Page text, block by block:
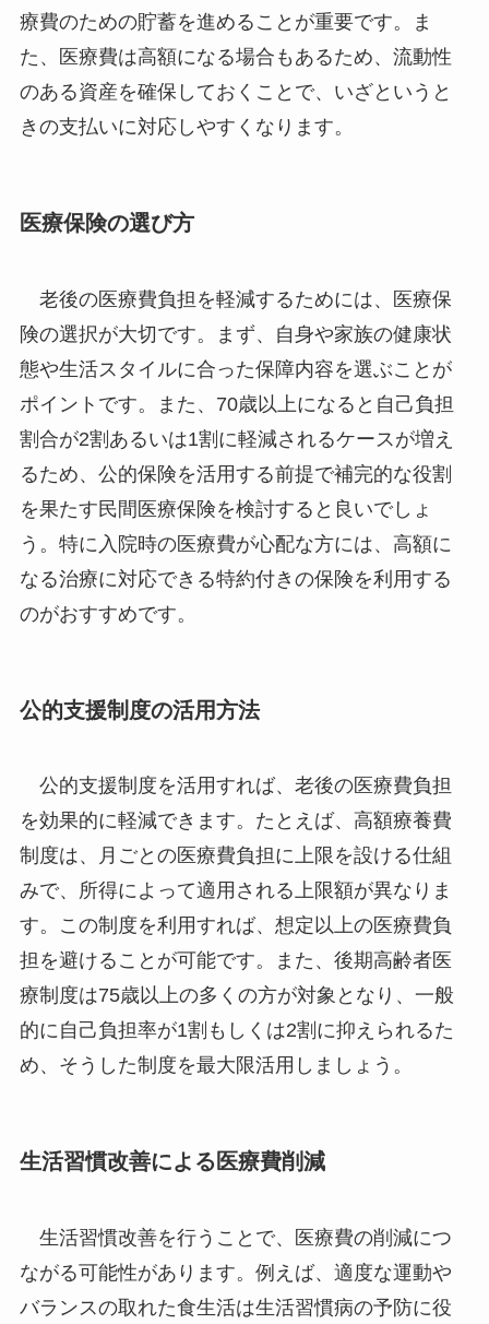
療費のための貯蓄を進めることが重要です。ま
た、医療費は高額になる場合もあるため、流動性
のある資産を確保しておくことで、いざというと
きの支払いに対応しやすくなります。
医療保険の選び方
老後の医療費負担を軽減するためには、医療保
険の選択が大切です。まず、自身や家族の健康状
態や生活スタイルに合った保障内容を選ぶことが
ポイントです。また、70歳以上になると自己負担
割合が2割あるいは1割に軽減されるケースが増え
るため、公的保険を活用する前提で補完的な役割
を果たす民間医療保険を検討すると良いでしょ
う。特に入院時の医療費が心配な方には、高額に
なる治療に対応できる特約付きの保険を利用する
のがおすすめです。
公的支援制度の活用方法
公的支援制度を活用すれば、老後の医療費負担
を効果的に軽減できます。たとえば、高額療養費
制度は、月ごとの医療費負担に上限を設ける仕組
みで、所得によって適用される上限額が異なりま
す。この制度を利用すれば、想定以上の医療費負
担を避けることが可能です。また、後期高齢者医
療制度は75歳以上の多くの方が対象となり、一般
的に自己負担率が1割もしくは2割に抑えられるた
め、そうした制度を最大限活用しましょう。
生活習慣改善による医療費削減
生活習慣改善を行うことで、医療費の削減につ
ながる可能性があります。例えば、適度な運動や
バランスの取れた食生活は生活習慣病の予防に役